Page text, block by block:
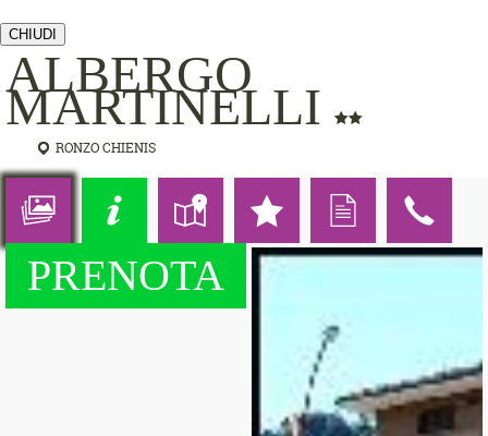
CHIUDI
ALBERGO
MARTINELLI
RONZO CHIENIS
PRENOTA